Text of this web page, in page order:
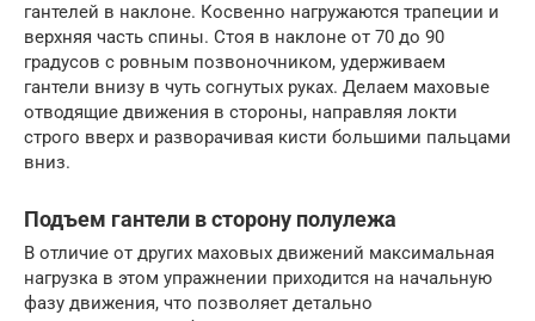
гантелей в наклоне. Косвенно нагружаются трапеции и
верхняя часть спины. Стоя в наклоне от 70 до 90
градусов с ровным позвоночником, удерживаем
гантели внизу в чуть согнутых руках. Делаем маховые
отводящие движения в стороны, направляя локти
строго вверх и разворачивая кисти большими пальцами
вниз.
Подъем гантели в сторону полулежа
В отличие от других маховых движений максимальная
нагрузка в этом упражнении приходится на начальную
фазу движения, что позволяет детально